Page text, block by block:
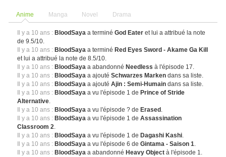
Anime Manga Novel Drama
Il y a 10 ans : BloodSaya a terminéGod Eater et lui a attribué la note
de 9.5/10.
Il y a 10 ans : BloodSaya a terminé Red Eyes Sword - Akame Ga Kill
et lui a attribué la note de 8.5/10.
Il y a 10 ans : BloodSaya a abandonné Needless à l'épisode 17.
Il y a 10 ans : BloodSaya a ajoutéSchwarzes Marken dans sa liste.
Il y a 10 ans : BloodSaya a ajoutéAjin : Semi-Humain dans sa liste.
Il y a 10 ans : BloodSaya a vu l'épisode 1 de Prince of Stride
Alternative.
Il y a 10 ans : BloodSaya a vu l'épisode ? de Erased .
Il y a 10 ans : BloodSaya a vu l'épisode 1 deAssassination
Classroom 2.
Il y a 10 ans : BloodSaya a vu l'épisode 1 de Dagashi Kashi.
Il y a 10 ans : BloodSaya a vu l'épisode 6 deGintama - Saison 1.
Il y a 10 ans : BloodSaya a abandonné Heavy Object à l'épisode 1.